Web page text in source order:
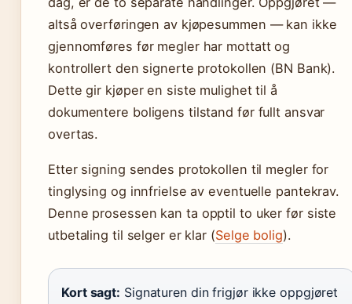
altså overføringen av kjøpesummen — kan ikke
gjennomføres før megler har mottatt og
kontrollert den signerte protokollen (BN Bank).
Dette gir kjøper en siste mulighet til å
dokumentere boligens tilstand før fullt ansvar
overtas.
Etter signing sendes protokollen til megler for
tinglysing og innfrielse av eventuelle pantekrav.
Denne prosessen kan ta opptil to uker før siste
utbetaling til selger er klar (Selge bolig).
Kort sagt: Signaturen din frigjør ikke oppgjøret